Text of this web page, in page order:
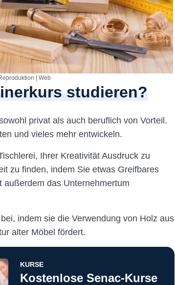
| Web
studieren?
privat als auch beruflich von Vorteil.
und vieles mehr entwickeln.
Ihrer Kreativität Ausdruck zu
zu finden, indem Sie etwas Greifbares
außerdem das Unternehmertum
indem sie die Verwendung von Holz aus
alter Möbel fördert.
KURSE
Kostenlose Senac-Kurse